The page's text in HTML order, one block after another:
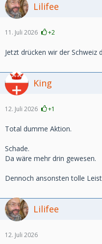
Lilifee
11. Juli 2026 +2
Jetzt drücken wir der Schweiz
King
12. Juli 2026 +1
Total dumme Aktion.
Schade.
Da wäre mehr drin gewesen.
Dennoch ansonsten tolle
Lilifee
12. Juli 2026